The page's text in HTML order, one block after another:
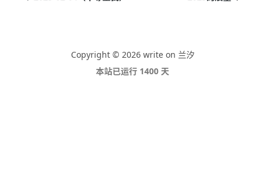
Copyright © 2026 write on 兰汐
本站已运行 1400 天